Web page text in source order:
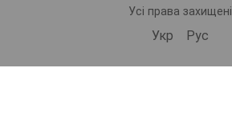
Усі права захищені
Укр Рус